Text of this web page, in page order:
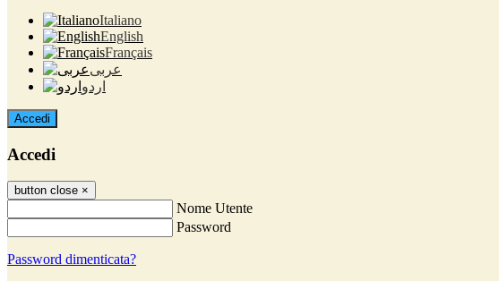
Italiano
English
Français
عربى
اردو
Accedi
Accedi
button close ×
Nome Utente
Password
Password dimenticata?